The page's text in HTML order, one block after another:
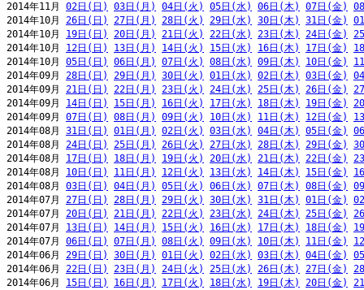
2014年11月 02日(日) 03日(月) 04日(火) 05日(水) 06日(木) 07日(金)
2014年10月 26日(日) 27日(月) 28日(火) 29日(水) 30日(木) 31日(金)
2014年10月 19日(日) 20日(月) 21日(火) 22日(水) 23日(木) 24日(金)
2014年10月 12日(日) 13日(月) 14日(火) 15日(水) 16日(木) 17日(金)
2014年10月 05日(日) 06日(月) 07日(火) 08日(水) 09日(木) 10日(金)
2014年09月 28日(日) 29日(月) 30日(火) 01日(水) 02日(木) 03日(金)
2014年09月 21日(日) 22日(月) 23日(火) 24日(水) 25日(木) 26日(金)
2014年09月 14日(日) 15日(月) 16日(火) 17日(水) 18日(木) 19日(金)
2014年09月 07日(日) 08日(月) 09日(火) 10日(水) 11日(木) 12日(金)
2014年08月 31日(日) 01日(月) 02日(火) 03日(水) 04日(木) 05日(金)
2014年08月 24日(日) 25日(月) 26日(火) 27日(水) 28日(木) 29日(金)
2014年08月 17日(日) 18日(月) 19日(火) 20日(水) 21日(木) 22日(金)
2014年08月 10日(日) 11日(月) 12日(火) 13日(水) 14日(木) 15日(金)
2014年08月 03日(日) 04日(月) 05日(火) 06日(水) 07日(木) 08日(金)
2014年07月 27日(日) 28日(月) 29日(火) 30日(水) 31日(木) 01日(金)
2014年07月 20日(日) 21日(月) 22日(火) 23日(水) 24日(木) 25日(金)
2014年07月 13日(日) 14日(月) 15日(火) 16日(水) 17日(木) 18日(金)
2014年07月 06日(日) 07日(月) 08日(火) 09日(水) 10日(木) 11日(金)
2014年06月 29日(日) 30日(月) 01日(火) 02日(水) 03日(木) 04日(金)
2014年06月 22日(日) 23日(月) 24日(火) 25日(水) 26日(木) 27日(金)
2014年06月 15日(日) 16日(月) 17日(火) 18日(水) 19日(木) 20日(金)